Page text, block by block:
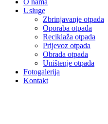
Usluge
Zbrinjavanje otpada
Oporaba otpada
Reciklaža otpada
Prijevoz otpada
Obrada otpada
Uništenje otpada
Fotogalerija
Kontakt